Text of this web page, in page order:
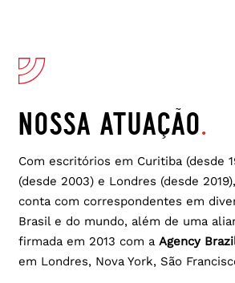
nossa atuação.
Com escritórios em Curitiba (desde
(desde 2003) e Londres (desde
conta com correspondentes em
Brasil e do mundo, além de uma
firmada em 2013 com aAgency
em Londres, Nova York, São